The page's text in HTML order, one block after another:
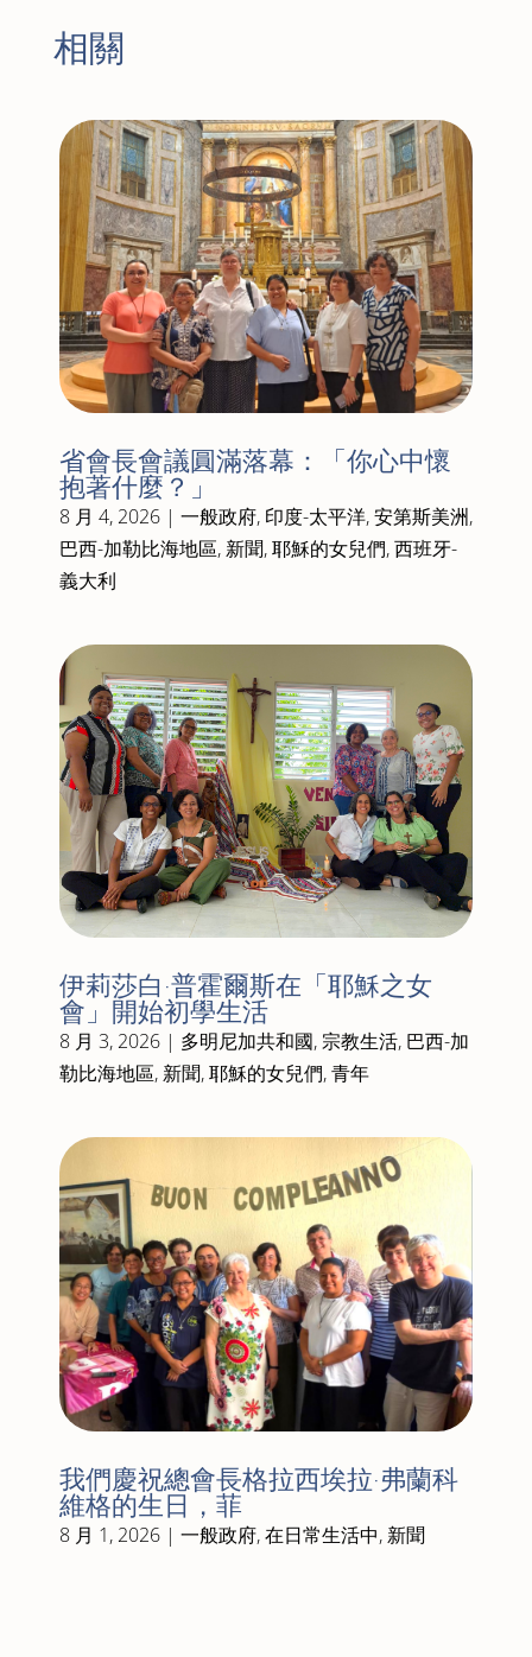
相關
省會長會議圓滿落幕：「你心中懷
抱著什麼？」
8 月 4, 2026| 一般政府, 印度-太平洋,安第斯美洲,
巴西-加勒比海地區, 新聞,耶穌的女兒們,西班牙-
義大利
伊莉莎白·普霍爾斯在「耶穌之女
會」開始初學生活
8 月 3, 2026| 多明尼加共和國,宗教生活, 巴西-加
勒比海地區, 新聞,耶穌的女兒們,青年
我們慶祝總會長格拉西埃拉·弗蘭科
維格的生日，菲
8 月 1, 2026| 一般政府,在日常生活中, 新聞